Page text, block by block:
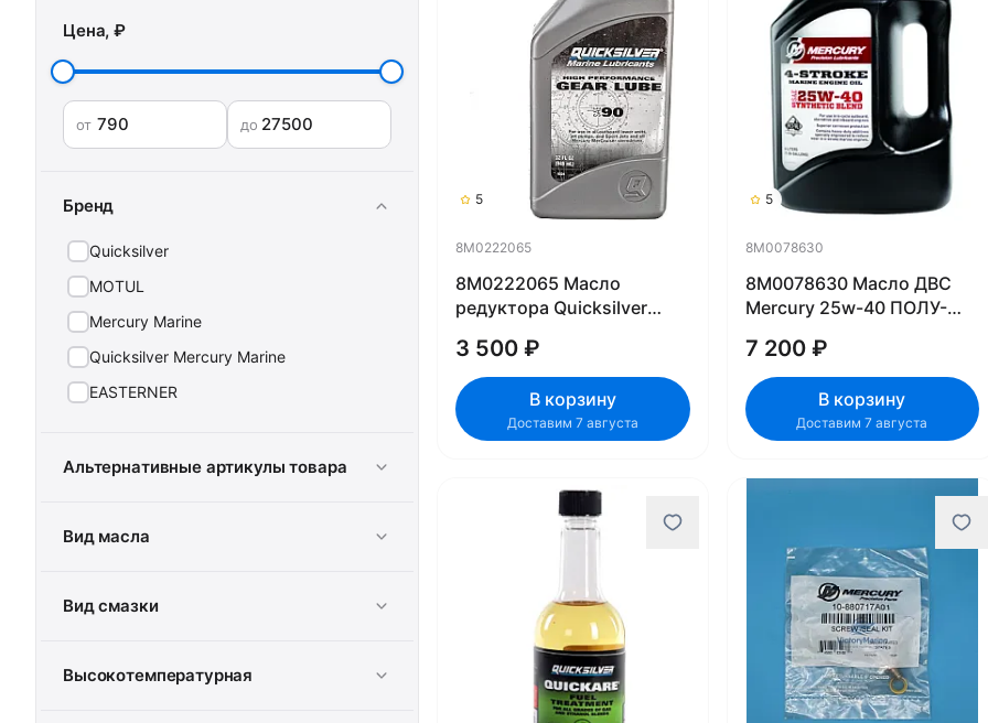
Цена, ₽
от до
Бренд
Quicksilver
MOTUL
Mercury Marine
Quicksilver Mercury Marine
EASTERNER
Альтернативные артикулы товара
Вид масла
Вид смазки
Высокотемпературная
5
8M0222065
8M0222065 Масло
редуктора Quicksilver
Gear Lube 858064Q01
8M0219575
3 500 ₽
В корзину
Доставим 7 августа
5
8M0078630
8M0078630 Масло ДВС
Mercury 25w-40 ПОЛУ-
8M0206956
7 200 ₽
В корзину
Доставим 7 августа